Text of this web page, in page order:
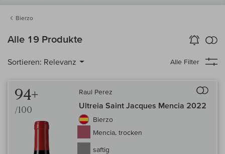
Bierzo
Alle 19 Produkte Wein-Alarm
aktivieren
Sortieren: Relevanz Alle Filter
94+
/100
Raul Perez
Ultreia Saint Jacques Mencia 2022
Bierzo
Mencia, trocken
saftig